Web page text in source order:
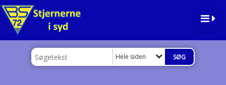
Hele siden